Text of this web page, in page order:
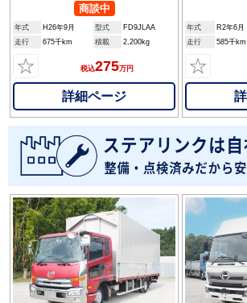
商談中
年式 H26年9月 型式
FD9JLAA
走行
675千km 積載 2,200kg
☆ 税込275万円
詳細ページ
年式 R2年6月
走行
585千km
☆